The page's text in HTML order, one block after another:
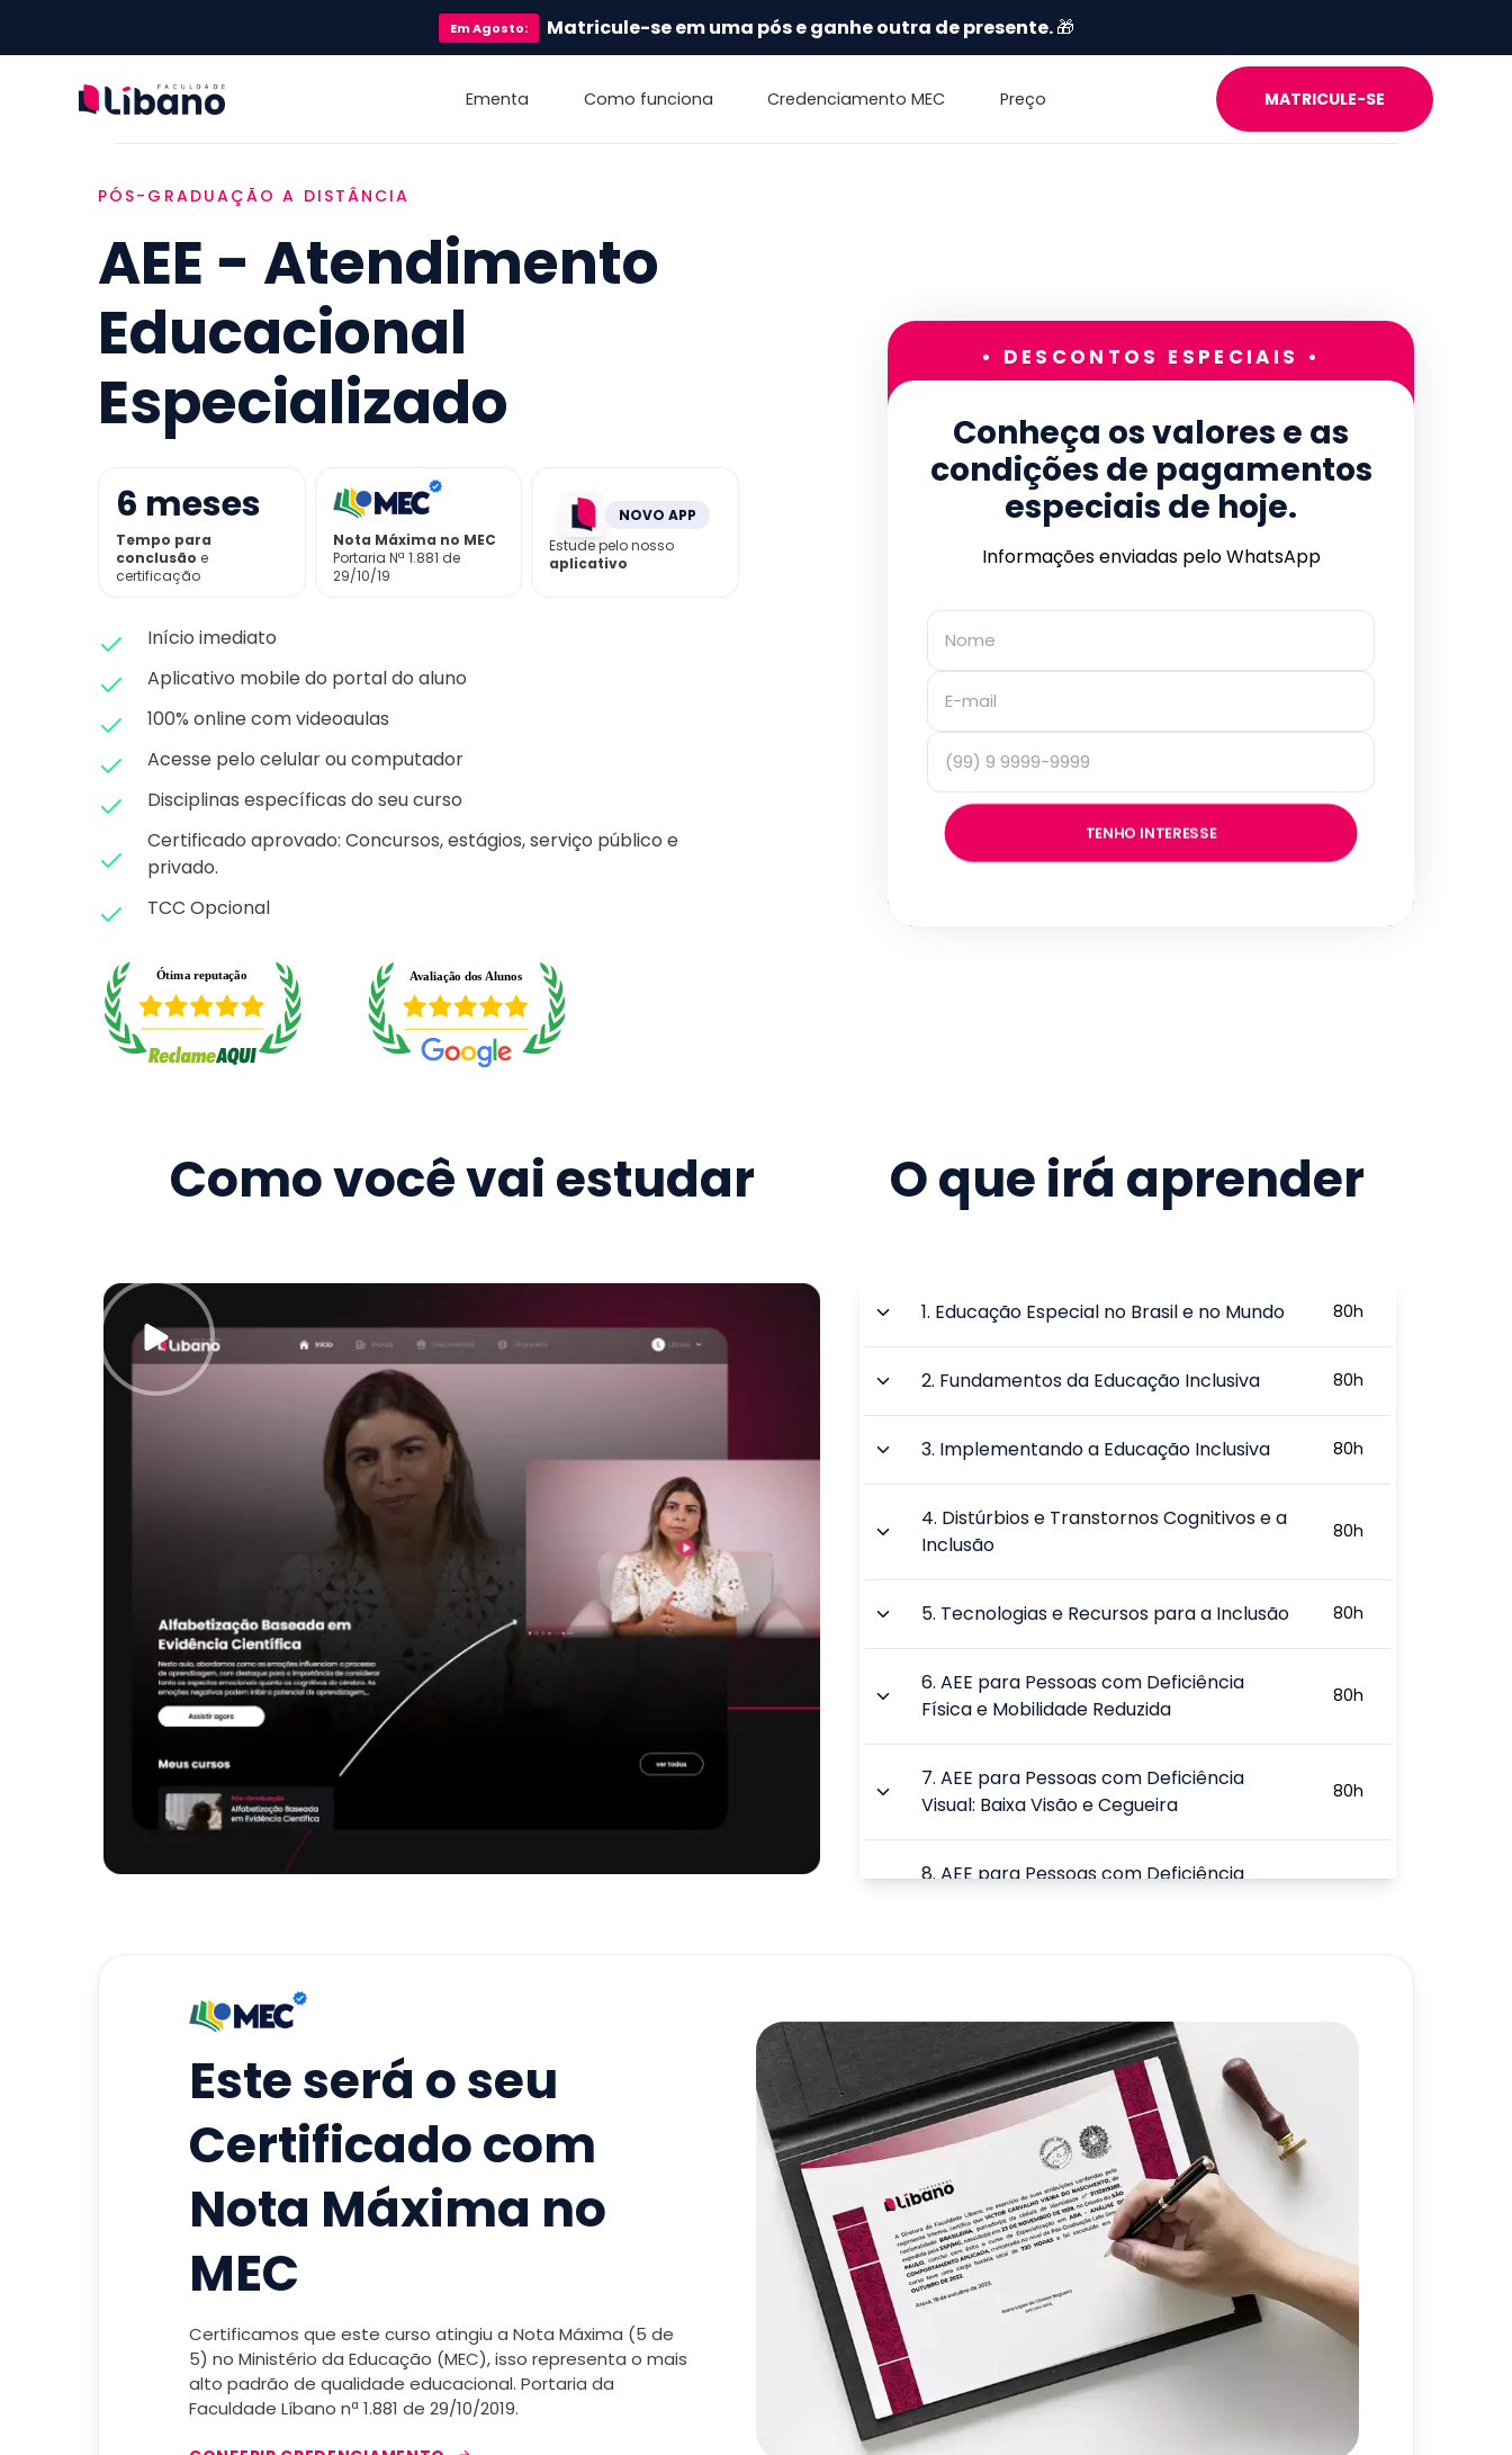
EmAgosto: Matricule-se em uma pós e ganhe outra de presente.🎁
Ementa Como funciona Credenciamento MEC Preço MATRICULE-SE
PÓS-GRADUAÇÃO A DISTÂNCIA
AEE - Atendimento
Educacional
Especializado
6 meses
Tempo para
conclusão e
certificação
Nota Máxima no MEC
Portaria Nª 1.881 de
29/10/19
NOVO APP
Estude pelo nosso
aplicativo
Início imediato
Aplicativo mobile do portal do aluno
100% online com videoaulas
Acesse pelo celular ou computador
Disciplinas específicas do seu curso
Certificado aprovado: Concursos, estágios, serviço público e
privado.
TCC Opcional
• DESCONTOS ESPECIAIS •
Conheça os valores e as
condições de pagamentos
especiais de hoje.
Informações enviadas pelo WhatsApp
TENHO INTERESSE
Como você vai estudar O que irá aprender
1. Educação Especial no Brasil e no Mundo 80h
2. Fundamentos da Educação Inclusiva 80h
3. Implementando a Educação Inclusiva 80h
4. Distúrbios e Transtornos Cognitivos e a
Inclusão
80h
5. Tecnologias e Recursos para a Inclusão 80h
6.AEE para Pessoas com Deficiência
Física e Mobilidade Reduzida
80h
7.AEE para Pessoas com Deficiência
Visual: Baixa Visão e Cegueira
80h
8.AEE para Pessoas com Deficiência
Auditiva e Surdez
TOTAL:
Este será o seu
Certificado com
Nota Máxima no
MEC
Certificamos que este curso atingiu a Nota Máxima (5 de
5) no Ministério da Educação (MEC), isso representa o mais
alto padrão de qualidade educacional. Portaria da
Faculdade Líbano nª 1.881 de 29/10/2019.